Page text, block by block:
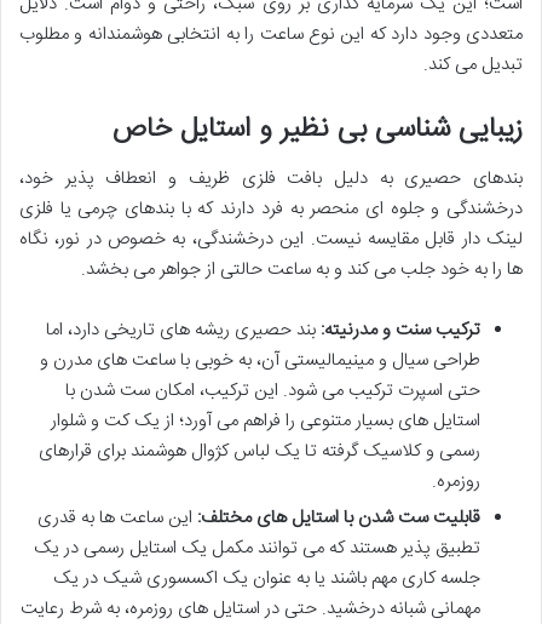
متعددی وجود دارد که این نوع ساعت را به انتخابی هوشمندانه و مطلوب
تبدیل می کند.
زیبایی شناسی بی نظیر و استایل خاص
بندهای حصیری به دلیل بافت فلزی ظریف و انعطاف پذیر خود،
درخشندگی و جلوه ای منحصر به فرد دارند که با بندهای چرمی یا فلزی
لینک دار قابل مقایسه نیست. این درخشندگی، به خصوص در نور، نگاه
ها را به خود جلب می کند و به ساعت حالتی از جواهر می بخشد.
ترکیب سنت و مدرنیته: بند حصیری ریشه های تاریخی دارد، اما
طراحی سیال و مینیمالیستی آن، به خوبی با ساعت های مدرن و
حتی اسپرت ترکیب می شود. این ترکیب، امکان ست شدن با
استایل های بسیار متنوعی را فراهم می آورد؛ از یک کت و شلوار
رسمی و کلاسیک گرفته تا یک لباس کژوال هوشمند برای قرارهای
روزمره.
قابلیت ست شدن با استایل های مختلف: این ساعت ها به قدری
تطبیق پذیر هستند که می توانند مکمل یک استایل رسمی در یک
جلسه کاری مهم باشند یا به عنوان یک اکسسوری شیک در یک
مهمانی شبانه درخشید. حتی در استایل های روزمره، به شرط رعایت